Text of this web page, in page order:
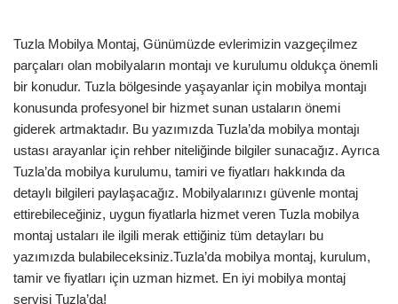
Tuzla Mobilya Montaj, Günümüzde evlerimizin vazgeçilmez
parçaları olan mobilyaların montajı ve kurulumu oldukça önemli
bir konudur. Tuzla bölgesinde yaşayanlar için mobilya montajı
konusunda profesyonel bir hizmet sunan ustaların önemi
giderek artmaktadır. Bu yazımızda Tuzla’da mobilya montajı
ustası arayanlar için rehber niteliğinde bilgiler sunacağız. Ayrıca
Tuzla’da mobilya kurulumu, tamiri ve fiyatları hakkında da
detaylı bilgileri paylaşacağız. Mobilyalarınızı güvenle montaj
ettirebileceğiniz, uygun fiyatlarla hizmet veren Tuzla mobilya
montaj ustaları ile ilgili merak ettiğiniz tüm detayları bu
yazımızda bulabileceksiniz.Tuzla’da mobilya montaj, kurulum,
tamir ve fiyatları için uzman hizmet. En iyi mobilya montaj
servisi Tuzla’da!